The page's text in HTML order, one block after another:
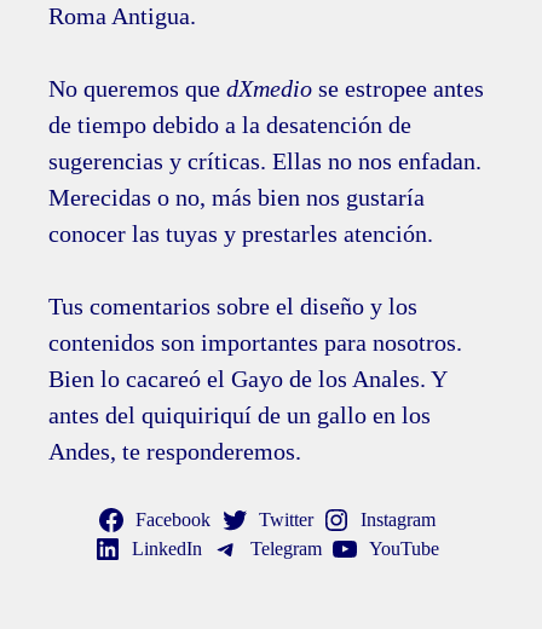
Roma Antigua.
No queremos que dXmedio se estropee antes
de tiempo debido a la desatención de
sugerencias y críticas. Ellas no nos enfadan.
Merecidas o no, más bien nos gustaría
conocer las tuyas y prestarles atención.
Tus comentarios sobre el diseño y los
contenidos son importantes para nosotros.
Bien lo cacareó el Gayo de los Anales. Y
antes del quiquiriquí de un gallo en los
Andes, te responderemos.
Facebook Twitter
Instagram
LinkedIn
Telegram YouTube